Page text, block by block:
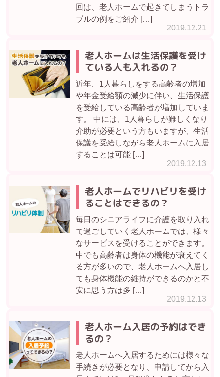
2019.12.21
回は、老人ホームで起きてしまうトラ
ブルの例をご紹介 […]
老人ホームは生活保護を受け
ている人も入れるの？
2019.12.13
近年、1人暮らしをする高齢者の増加
や年金受給額の減少に伴い、生活保護
を受給している高齢者が増加していま
す。 中には、1人暮らしが難しくなり
介助が必要という方もいますが、生活
保護を受給しながら老人ホームに入居
することは可能 […]
老人ホームでリハビリを受け
ることはできるの？
2019.12.13
毎日のシニアライフに介護を取り入れ
て過ごしていく老人ホームでは、様々
なサービスを受けることができます。
中でも高齢者は身体の機能が衰えてく
る方が多いので、老人ホームへ入居し
ても身体機能の維持ができるのかと不
安に思う方は多 […]
老人ホーム入居の予約はでき
るの？
老人ホームへ入居するためには様々な
手続きが必要となり、申請してから入